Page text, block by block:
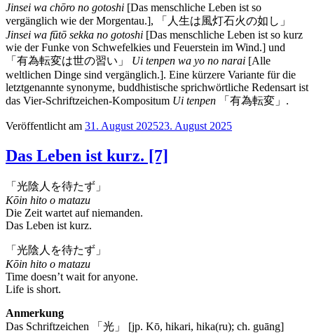
Jinsei wa chōro no gotoshi [Das menschliche Leben ist so
vergänglich wie der Morgentau.], 「人生は風灯石火の如し」
Jinsei wa fūtō sekka no gotoshi [Das menschliche Leben ist so kurz
wie der Funke von Schwefelkies und Feuerstein im Wind.] und
「有為転変は世の習い」 Ui tenpen wa yo no narai [Alle
weltlichen Dinge sind vergänglich.]. Eine kürzere Variante für die
letztgenannte synonyme, buddhistische sprichwörtliche Redensart ist
das Vier-Schriftzeichen-Kompositum Ui tenpen 「有為転変」.
Veröffentlicht am 31. August 202523. August 2025
Das Leben ist kurz. [7]
「光陰人を待たず」
Kōin hito o matazu
Die Zeit wartet auf niemanden.
Das Leben ist kurz.
「光陰人を待たず」
Kōin hito o matazu
Time doesn’t wait for anyone.
Life is short.
Anmerkung
Das Schriftzeichen 「光」 [jp. Kō, hikari, hika(ru); ch. guāng]